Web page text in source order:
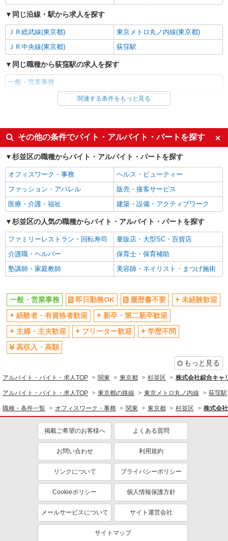
キープ 詳細を見る
派遣社員
株式会社パソナ・東京キャリアセンター/KT600116388102
一般事務
キープ 詳細を見る
アルバイト パート
株式会社アイヴィジット
杉並区役所での日本語＋英語対応のご案内スタ
ッフ
東京都杉並区
キープ 詳細を見る
株式会社パソナ・東京キャリアセンター/KT600116139203
月給262300円 ★交通費規定に基づき交通費支
給
東京都杉並区（西荻窪駅）
キープ 詳細を見る
株式会社アイヴィジット
ッフ
時給1,500円
キープ 詳細を見る
アルバイト パート
株式会社アイヴィジット
杉並区役所での日本語＋英語対応のご案内スタ
ッフ
時給1,500円
東京都杉並区
同じ沿線・駅から求人を探す
ＪＲ総武線(東京都)
東京メトロ丸ノ内線(東京都)
ＪＲ中央線(東京都)
荻窪駅
同じ職種から荻窪駅の求人を探す
一般・営業事務
同じ雇用形態から荻窪駅の求人を探す
同じ特徴から荻窪駅の求人を探す
即日勤務OK
履歴書不要
未経験歓迎
経験者・有資格者歓迎
新卒・第二新卒歓迎
主婦・主夫歓迎
フリーター歓迎
学歴不問
高収入・高額
日払い
週払い
ネイルOK
ピアスOK
禁煙・分煙
駅直結・駅チカ
残業少なめ（月20h未満）
社会保険あり
社員登用あり
オフィスワーク・事務
一般・営業事務
同じ特徴から求人を探す
関連する条件をもっと見る
その他の条件でバイト・アルバイト・パートを探す
杉並区の職種からバイト・アルバイト・パートを探す
オフィスワーク・事務
ヘルス・ビューティー
ファッション・アパレル
販売・接客サービス
医療・介護・福祉
建築・設備・アクティブワーク
杉並区の人気の職種からバイト・アルバイト・パートを探す
ファミリーレストラン・回転寿司
量販店・大型SC・百貨店
介護職・ヘルパー
保育士・保育補助
塾講師・家庭教師
美容師・ネイリスト・まつげ施術
一般・営業事務 即日勤務OK 履歴書不要
未経験歓迎
経験者・有資格者歓迎
新卒・第二新卒歓迎
主婦・主夫歓迎
フリーター歓迎
学歴不問
高収入・高額
もっと見る
アルバイト・バイト・求人TOP 関東 東京都 杉並区 株式会社綜合キャ
アルバイト・バイト・求人TOP 東京都の路線 東京メトロ丸ノ内線 荻窪駅
職種・条件一覧 オフィスワーク・事務 関東 東京都 杉並区 株式会
掲載ご希望のお客様へ よくある質問
お問い合わせ 利用規約
リンクについて プライバシーポリシー
Cookieポリシー 個人情報保護方針
メールサービスについて サイト運営会社
サイトマップ